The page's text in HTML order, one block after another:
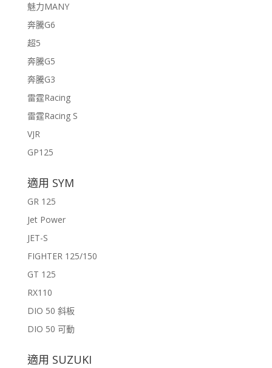
魅力MANY
奔騰G6
超5
奔騰G5
奔騰G3
雷霆Racing
雷霆Racing S
VJR
GP125
適用 SYM
GR 125
Jet Power
JET-S
FIGHTER 125/150
GT 125
RX110
DIO 50 斜板
DIO 50 可動
適用 SUZUKI